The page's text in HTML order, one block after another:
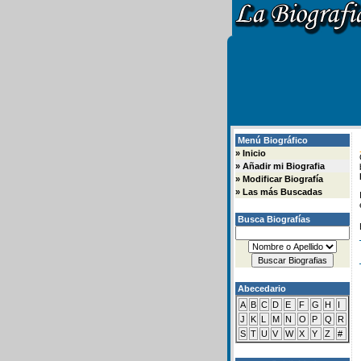
Menú Biográfico
» Inicio
» Añadir mi Biografia
» Modificar Biografía
» Las más Buscadas
Busca Biografías
Abecedario
A B C D E F G H
I
J
K L M N O P Q
R
S T U V W X Y Z #